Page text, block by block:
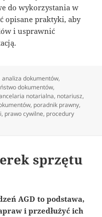
do wykorzystania w
opisane praktyki, aby
i usprawnić
Tagi
analiza dokumentów,
dokumentów,
notarialna, notariusz,
, poradnik prawny,
, prawo cywilne, procedury
sprzętu
AGD to podstawa,
i przedłużyć ich